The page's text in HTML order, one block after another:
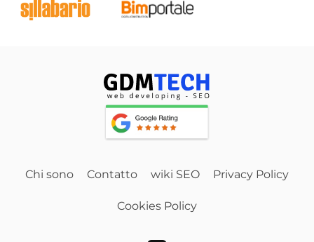
Chi sono Contatto wiki SEO Privacy Policy
Cookies Policy